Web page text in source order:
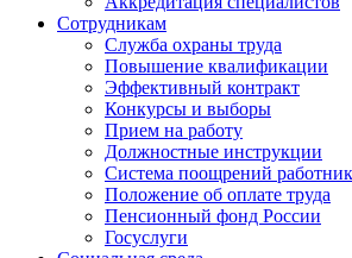
Сотрудникам
Служба охраны труда
Повышение квалификации
Эффективный контракт
Конкурсы и выборы
Прием на работу
Должностные инструкции
Система поощрений
Положение об оплате труда
Пенсионный фонд России
Госуслуги